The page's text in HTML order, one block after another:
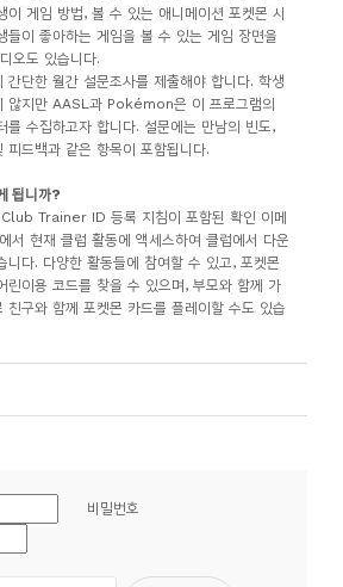
이 게임 방법, 볼 수 있는 애니메이션 포켓몬 시
들이 좋아하는 게임을 볼 수 있는 게임 장면을
오도 있습니다.
간단한 월간 설문조사를 제출해야 합니다. 학생
않지만 AASL과 Pokémon은 이 프로그램의
를 수집하고자 합니다. 설문에는 만남의 빈도,
피드백과 같은 항목이 포함됩니다.
됩니까?
Trainer ID 등록 지침이 포함된 확인 이메
서 현재 클럽 활동에 액세스하여 클럽에서 다운
니다. 다양한 활동들에 참여할 수 있고, 포켓몬
린이용 코드를 찾을 수 있으며 , 부모와 함께 가
친구와 함께 포켓몬 카드를 플레이할 수도 있습
비밀번호